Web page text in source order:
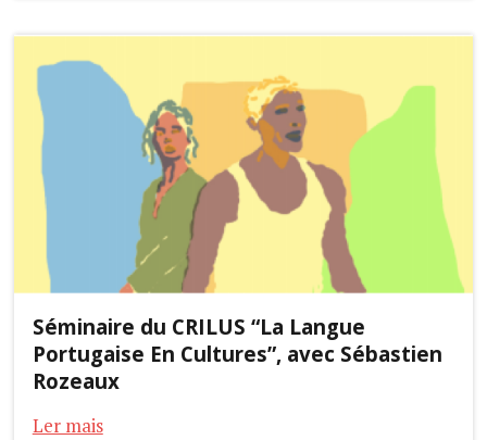
Séminaire du CRILUS “La Langue
Portugaise En Cultures”, avec Sébastien
Rozeaux
Ler mais